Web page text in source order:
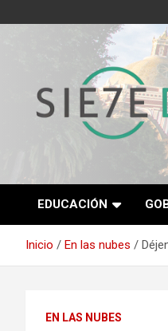
al
EDUCACIÓN
Inicio En las nubes
EN LAS NUBES